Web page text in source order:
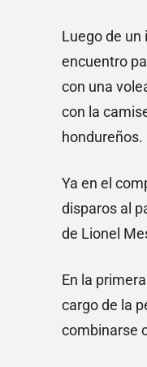
Luego de un
encuentro
con una
con la
hondureños.
Ya en el
disparos al
de Lionel
En la
cargo de la
combinarse